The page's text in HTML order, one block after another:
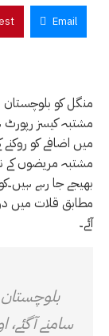
Email
مشتبہ کیسز
مشتبہ مریضوں کے
بھیجے جا رہے
مطابق قلات میں
آئے۔
سامنے